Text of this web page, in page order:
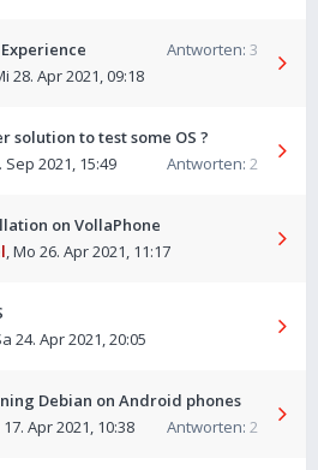
Antworten: 3
28. Apr 2021, 09:18
solution to test some OS ?
Antworten: 2
Sep 2021, 15:49
on VollaPhone
,Mo 26. Apr 2021, 11:17
24. Apr 2021, 20:05
Debian on Android phones
Antworten: 2
17. Apr 2021, 10:38